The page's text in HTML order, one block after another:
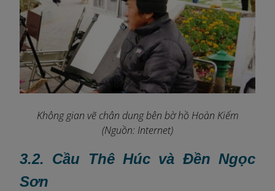
Không gian vẽ chân dung bên bờ hồ Hoàn Kiếm
(Nguồn: Internet)
3.2. Cầu Thê Húc và Đền Ngọc
Sơn